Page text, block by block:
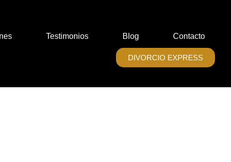
Testimonios Blog Contacto
DIVORCIO EXPRESS